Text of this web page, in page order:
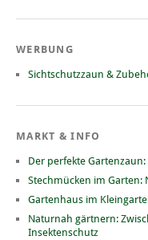
WERBUNG
Sichtschutzzaun &
MARKT & INFO
Der perfekte
Stechmücken im Garten:
Gartenhaus im
Naturnah gärtnern:
Insektenschutz